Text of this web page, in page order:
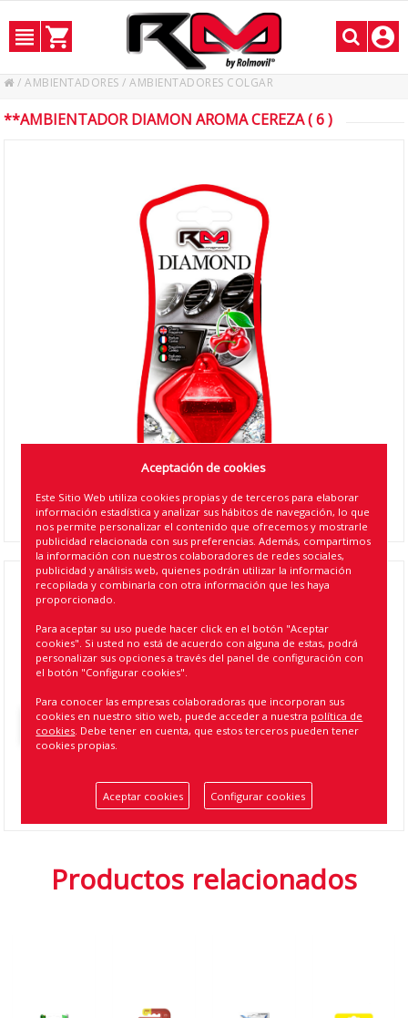
/AMBIENTADORES /AMBIENTADORES COLGAR
**AMBIENTADOR DIAMON AROMA CEREZA ( 6 )
**AMBIENTADOR DIAMON AROMA CEREZA ( 6
Referencia:11753
8424099117531
Volver atrás
Productos relacionados
Aceptación de cookies
Este Sitio Web utiliza cookies propias y de terceros para elaborar
información estadística y analizar sus hábitos de navegación, lo que
nos permite personalizar el contenido que ofrecemos y mostrarle
publicidad relacionada con sus preferencias. Además, compartimos
la información con nuestros colaboradores de redes sociales,
publicidad y análisis web, quienes podrán utilizar la información
recopilada y combinarla con otra información que les haya
proporcionado.
Para aceptar su uso puede hacer click en el botón "Aceptar
cookies". Si usted no está de acuerdo con alguna de estas, podrá
personalizar sus opciones a través del panel de configuración con
el botón "Configurar cookies".
Para conocer las empresas colaboradoras que incorporan sus
cookies en nuestro sitio web, puede acceder a nuestra política de
cookies. Debe tener en cuenta, que estos terceros pueden tener
cookies propias.
Aceptar cookies Configurar cookies